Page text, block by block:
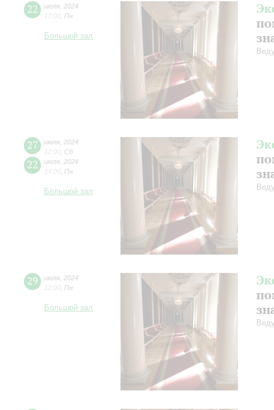
22 июля 2024
17:00 Пн
Большой зал
27 июля 2024
12:00 Сб
22 июля 2024
14:00 Пн
Большой зал
29 июля 2024
12:00 Пн
Большой зал